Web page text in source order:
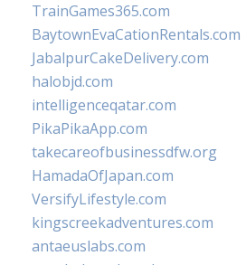
TrainGames365.com
BaytownEvaCationRentals.com
JabalpurCakeDelivery.com
halobjd.com
intelligenceqatar.com
PikaPikaApp.com
takecareofbusinessdfw.org
HamadaOfJapan.com
VersifyLifestyle.com
kingscreekadventures.com
antaeuslabs.com